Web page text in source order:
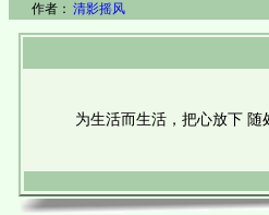
作者： 清影摇风
为生活而生活，把心放下 随